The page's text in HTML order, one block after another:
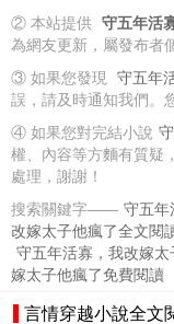
② 本站提供 守五年活
為網友更新，屬發布者
③ 如果您發現 守五年
誤，請及時通知我們。
④ 如果您對完結小說
權、內容等方麵有質疑
處理，謝謝！
搜索關鍵字—— 守五年
改嫁太子他瘋了全文閱
守五年活寡，我改嫁
嫁太子他瘋了免費閱讀
言情穿越小說全文